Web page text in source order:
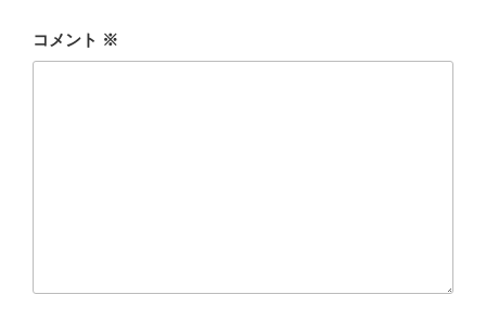
コメント ※